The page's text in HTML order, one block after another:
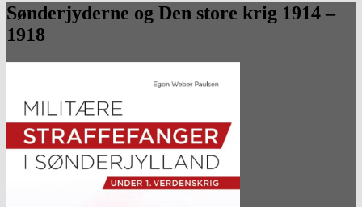
Sønderjyderne og Den store krig 1914 –
1918